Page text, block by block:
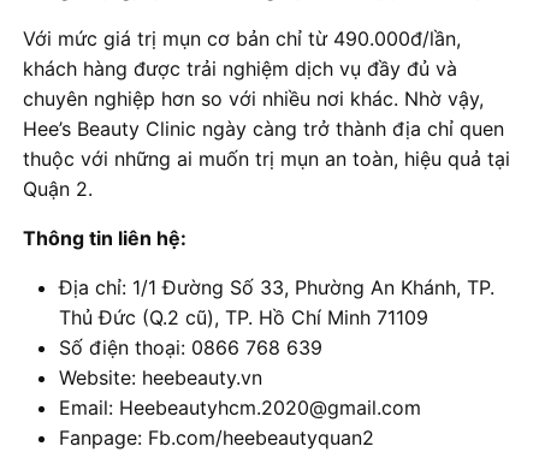
Với mức giá trị mụn cơ bản chỉ từ 490.000đ/lần,
khách hàng được trải nghiệm dịch vụ đầy đủ và
chuyên nghiệp hơn so với nhiều nơi khác. Nhờ vậy,
Hee’s Beauty Clinic ngày càng trở thành địa chỉ quen
thuộc với những ai muốn trị mụn an toàn, hiệu quả tại
Quận 2.
Thông tin liên hệ:
Địa chỉ: 1/1 Đường Số 33, Phường An Khánh, TP.
Thủ Đức (Q.2 cũ), TP. Hồ Chí Minh 71109
Số điện thoại: 0866 768 639
Website: heebeauty.vn
Email: Heebeautyhcm.2020@gmail.com
Fanpage: Fb.com/heebeautyquan2